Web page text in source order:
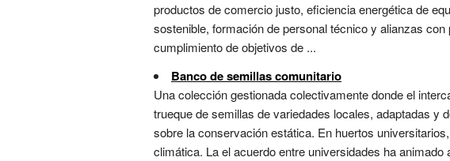
productos de comercio justo, eficiencia energética de
sostenible, formación de personal técnico y alianzas
cumplimiento de objetivos de ...
Banco de semillas comunitario
Una colección gestionada colectivamente donde el
trueque de semillas de variedades locales, adaptadas y
sobre la conservación estática. En huertos
climática. La el acuerdo entre universidades ha